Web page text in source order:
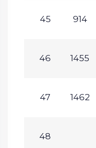
45 914
46 1455
47 1462
48